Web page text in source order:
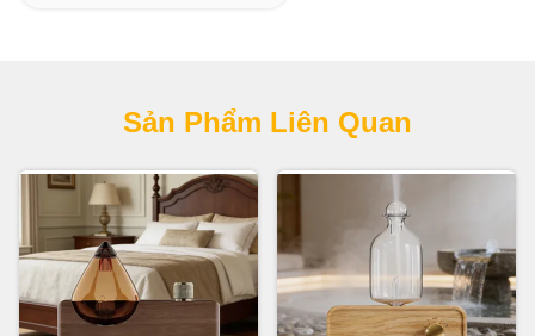
Sản Phẩm Liên Quan